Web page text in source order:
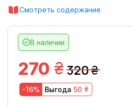
Смотреть содержание
В наличии
320
грн.
270 грн.
-16% Выгода 50 грн.